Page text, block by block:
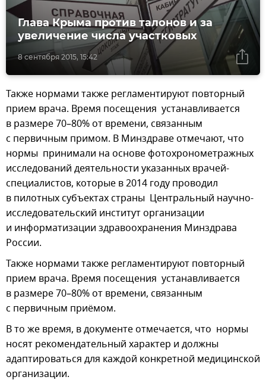
8 сентября 2015, 15:42
Глава Крыма против талонов и за
увеличение числа участковых
Также нормами также регламентируют повторный
прием врача. Время посещения устанавливается
в размере 70–80% от времени, связанным
с первичным примом. В Минздраве отмечают, что
нормы принимали на основе фотохронометражных
исследований деятельности указанных врачей-
специалистов, которые в 2014 году проводил
в пилотных субъектах страны Центральный научно-
исследовательский институт организации
и информатизации здравоохранения Минздрава
России.
Также нормами также регламентируют повторный
прием врача. Время посещения устанавливается
в размере 70–80% от времени, связанным
с первичным приёмом.
В то же время, в документе отмечается, что нормы
носят рекомендательный характер и должны
адаптироваться для каждой конкретной медицинской
организации.